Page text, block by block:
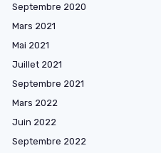
Septembre 2020
Mars 2021
Mai 2021
Juillet 2021
Septembre 2021
Mars 2022
Juin 2022
Septembre 2022